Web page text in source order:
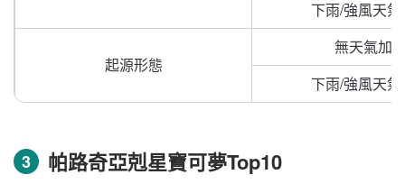
下雨/強風天
起源形態
無天氣加
下雨/強風天
3 帕路奇亞剋星寶可夢Top10